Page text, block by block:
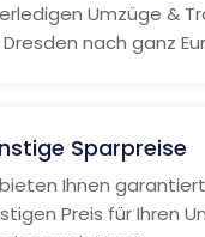
Umzüge &
nach ganz
Sparpreise
Ihnen
Preis für Ihren